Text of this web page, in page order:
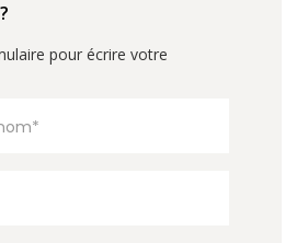
pour écrire votre